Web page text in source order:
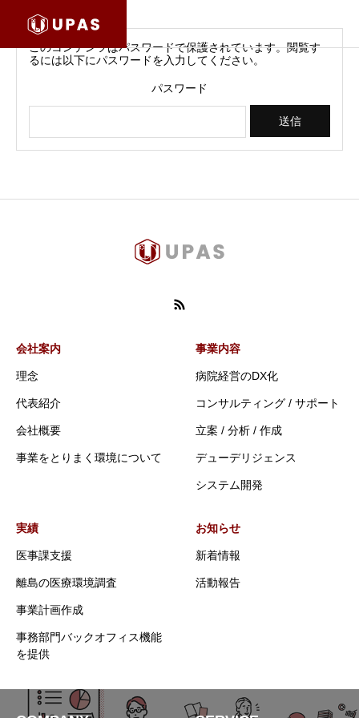
このコンテンツはパスワードで保護されています。閲覧す
るには以下にパスワードを入力してください。
パスワード
会社案内
理念
代表紹介
会社概要
事業をとりまく環境について
事業内容
病院経営のDX化
コンサルティング / サポート
立案 / 分析 / 作成
デューデリジェンス
システム開発
実績
医事課支援
離島の医療環境調査
事業計画作成
事務部門バックオフィス機能
を提供
お知らせ
新着情報
活動報告